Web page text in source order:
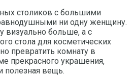
столиков с большими
ни одну женщину.
визуально больше, а с
стола для косметических
превратить комнату в
прекрасного украшения,
полезная вещь.